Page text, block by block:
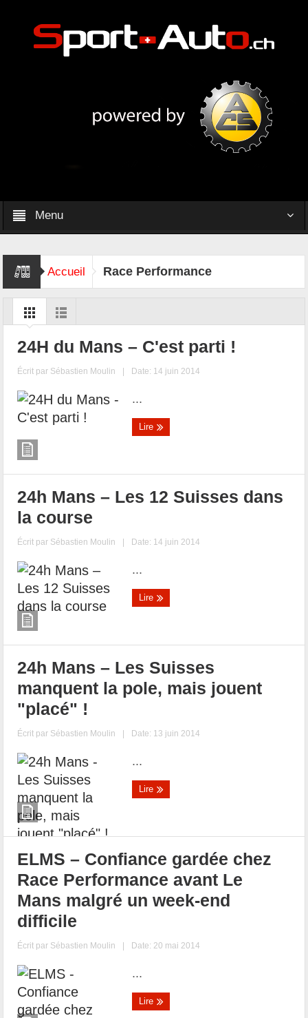
Menu
Accueil Race Performance
24H du Mans – C'est parti !
Écrit par Sébastien Moulin | Date: 14 juin 2014
...
Lire
24h Mans – Les 12 Suisses dans
la course
Écrit par Sébastien Moulin | Date: 14 juin 2014
...
Lire
24h Mans – Les Suisses
manquent la pole, mais jouent
"placé" !
Écrit par Sébastien Moulin | Date: 13 juin 2014
...
Lire
ELMS – Confiance gardée chez
Race Performance avant Le
Mans malgré un week-end
difficile
Écrit par Sébastien Moulin | Date: 20 mai 2014
...
Lire